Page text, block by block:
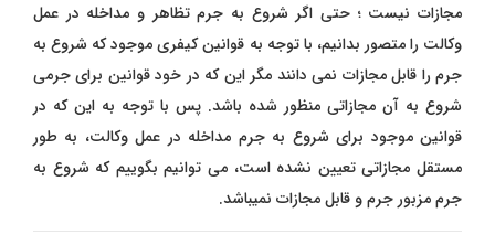
مجازات نیست ؛ حتی اگر شروع به جرم تظاهر و مداخله در عمل
وکالت را متصور بدانیم، با توجه به قوانین کیفری موجود که شروع به
جرم را قابل مجازات نمی دانند مگر این که در خود قوانین برای جرمی
شروع به آن مجازاتی منظور شده باشد. پس با توجه به این که در
قوانین موجود برای شروع به جرم مداخله در عمل وکالت، به طور
مستقل مجازاتی تعیین نشده است، می توانیم بگوییم که شروع به
جرم مزبور جرم و قابل مجازات نمیباشد.